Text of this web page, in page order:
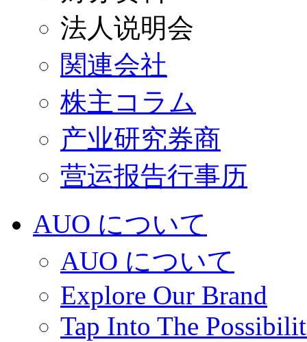
法人说明会
関連会社
株主コラム
产业研究券商
营运报告行事历
AUO について
AUO について
Explore Our Brand
Tap Into The